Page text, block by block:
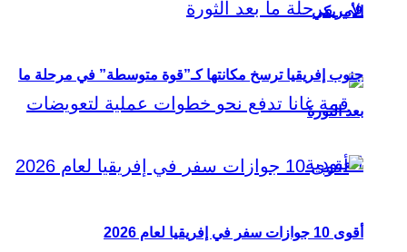
الأمريكي
جنوب إفريقيا ترسخ مكانتها كـ”قوة متوسطة” في مرحلة ما
بعد الثورة
أقوى 10 جوازات سفر في إفريقيا لعام 2026